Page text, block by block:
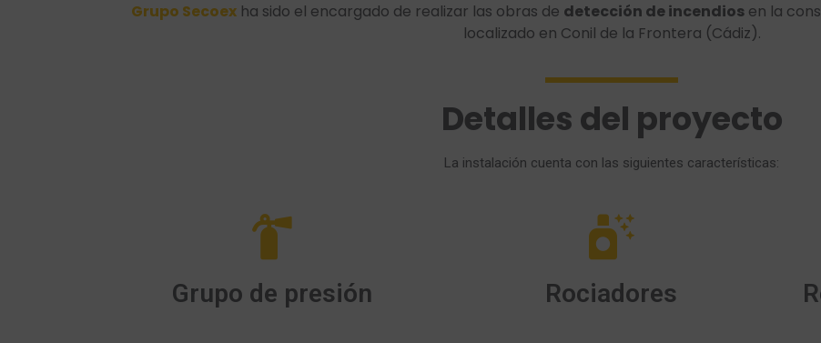
Grupo Secoex ha sido el encargado de realizar las obras de detección de incendios en la
localizado en Conil de la Frontera (Cádiz).
Detalles del proyecto
La instalación cuenta con las siguientes características:
Grupo de presión Rociadores